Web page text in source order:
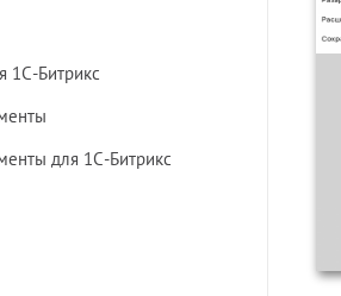
1С-Битрикс
для 1С-Битрикс